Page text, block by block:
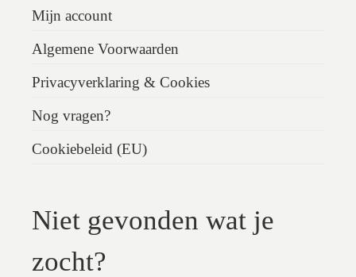
Mijn account
Algemene Voorwaarden
Privacyverklaring & Cookies
Nog vragen?
Cookiebeleid (EU)
Niet gevonden wat je
zocht?